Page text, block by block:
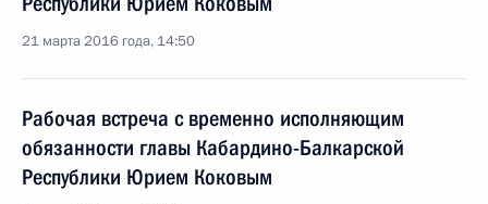
21 марта 2016 года, 14:50
Рабочая встреча с временно исполняющим
обязанности главы Кабардино-Балкарской
Республики Юрием Коковым